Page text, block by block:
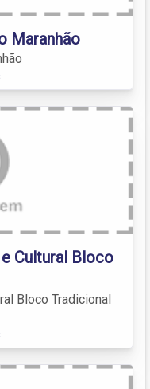
Maranhão
Cultural Bloco
Bloco Tradicional